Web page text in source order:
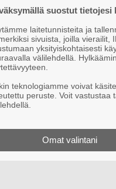
puolilta Suomea
vr.fi. Helsingistä
12.6. klo
lisävuorot
ja Tampereelle.
festivaalialueen
Seuraa opasteita
paikalle saapuessa.
parkkilippuun paikan
suostut tietojesi
laitetunnisteita ja
sivuista, joilla vierailit,
yksityiskohtaisesti
välilehdellä.
teknologiamme voivat
peruste. Voit vastustaa
Omat valintani